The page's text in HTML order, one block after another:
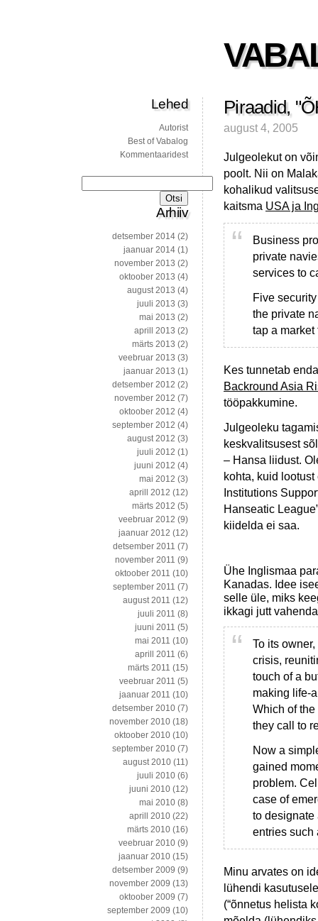
Piraadid,
august 4, 2005
Julgeolekut on
poolt. Nii on
kohalikud
kaitsma USA ja
Business
private
services to
Five
the private
tap a
Kes tunnetab
Backround Asia
tööpakkumine.
Julgeoleku
keskvalitsusest
– Hansa liidust.
kohta, kuid
Institutions
Hanseatic
kiidelda ei saa.
Ühe Inglismaa
Kanadas. Idee
selle üle, miks
ikkagi jutt
To its
crisis,
touch of a
making life-
Which of
they call to
Now a
gained
problem.
case of
to designate
entries such
Minu arvates on
lühendi
(“õnnetus helista
Lehed
Autorist
Best of Vabalog
Kommentaaridest
Arhiiv
detsember 2014 (2)
jaanuar 2014 (1)
november 2013 (2)
oktoober 2013 (4)
august 2013 (4)
juuli 2013 (3)
mai 2013 (2)
aprill 2013 (2)
märts 2013 (2)
veebruar 2013 (3)
jaanuar 2013 (1)
detsember 2012 (2)
november 2012 (7)
oktoober 2012 (4)
september 2012 (4)
august 2012 (3)
juuli 2012 (1)
juuni 2012 (4)
mai 2012 (3)
aprill 2012 (12)
märts 2012 (5)
veebruar 2012 (9)
jaanuar 2012 (12)
detsember 2011 (7)
november 2011 (9)
oktoober 2011 (10)
september 2011 (7)
august 2011 (12)
juuli 2011 (8)
juuni 2011 (5)
mai 2011 (10)
aprill 2011 (6)
märts 2011 (15)
veebruar 2011 (5)
jaanuar 2011 (10)
detsember 2010 (7)
november 2010 (18)
oktoober 2010 (10)
september 2010 (7)
august 2010 (11)
juuli 2010 (6)
juuni 2010 (12)
mai 2010 (8)
aprill 2010 (22)
märts 2010 (16)
veebruar 2010 (9)
jaanuar 2010 (15)
detsember 2009 (9)
november 2009 (13)
oktoober 2009 (7)
september 2009 (10)